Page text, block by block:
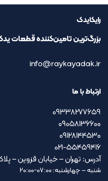
رایکایدک
بزرگ‌ترین تامین‌کننده قطعات
info@raykayadak.ir
ارتباط با ما
09338277659
09058136600
09128144530
021-55459416
آدرس: تهران – خیابان قزوین – پلاک
شنبه – چهارشنبه: 07:00-20:00